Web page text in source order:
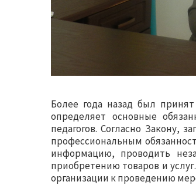
Более года назад был принят
определяет основные
педагогов. Согласно Закону,
профессиональным
информацию, проводить
приобретению товаров и
организации к проведению